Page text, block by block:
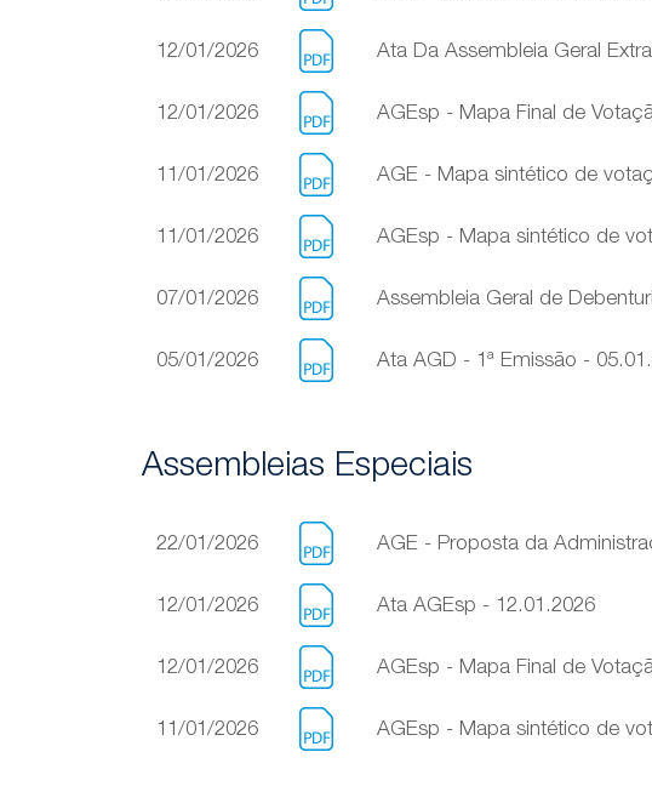
12/01/2026 Ata Da Assembleia Geral
12/01/2026 AGEsp - Mapa Final de
11/01/2026 AGE - Mapa sintético de
11/01/2026 AGEsp - Mapa sintético de
07/01/2026 Assembleia Geral de
05/01/2026 Ata AGD - 1ª Emissão -
Assembleias Especiais
22/01/2026 AGE - Proposta da
12/01/2026 Ata AGEsp - 12.01.2026
12/01/2026 AGEsp - Mapa Final de
11/01/2026 AGEsp - Mapa sintético de